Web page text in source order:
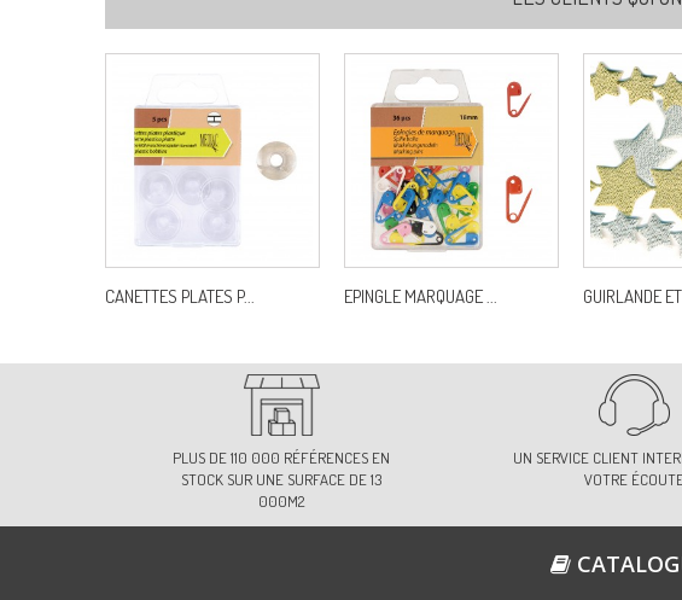
CANETTES PLATES P... EPINGLE MARQUAGE ... GUIRLANDE
PLUS DE 110 000 RÉFÉRENCES EN
STOCK SUR UNE SURFACE DE 13
000M2
UN SERVICE CLIENT
VOTRE